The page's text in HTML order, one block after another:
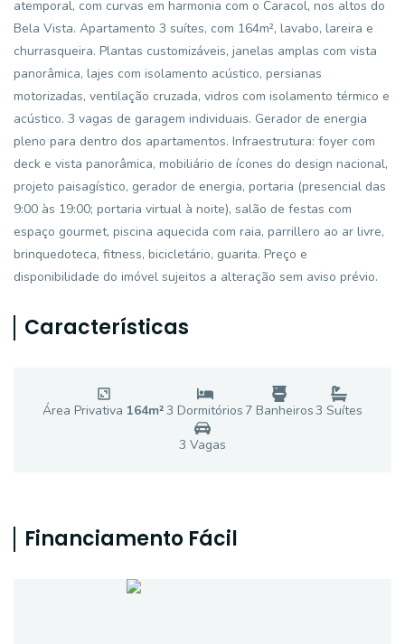
atemporal, com curvas em harmonia com o Caracol, nos altos do
Bela Vista. Apartamento 3 suítes, com 164m², lavabo, lareira e
churrasqueira. Plantas customizáveis, janelas amplas com vista
panorâmica, lajes com isolamento acústico, persianas
motorizadas, ventilação cruzada, vidros com isolamento térmico e
acústico. 3 vagas de garagem individuais. Gerador de energia
pleno para dentro dos apartamentos. Infraestrutura: foyer com
deck e vista panorâmica, mobiliário de ícones do design nacional,
projeto paisagístico, gerador de energia, portaria (presencial das
9:00 às 19:00; portaria virtual à noite), salão de festas com
espaço gourmet, piscina aquecida com raia, parrillero ao ar livre,
brinquedoteca, fitness, bicicletário, guarita. Preço e
disponibilidade do imóvel sujeitos a alteração sem aviso prévio.
Características
Área Privativa 164m²3 Dormitórios 7 Banheiros3 Suítes
3 Vagas
Financiamento Fácil